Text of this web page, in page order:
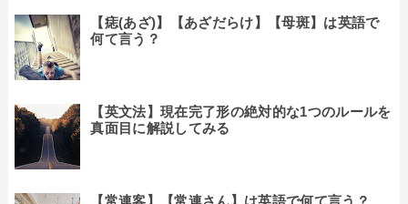
【痣(あざ)】【あざだらけ】【母斑】は英語で
何て言う？
【英文法】現在完了形の絶対的な1つのルールを
真面目に解説してみる
【常連客】【常連さん】は英語で何て言う？